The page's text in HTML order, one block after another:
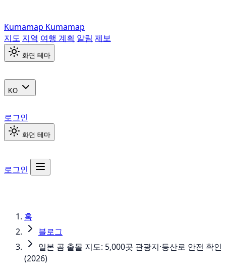
Kumamap Kumamap
지도 지역 여행 계획 알림 제보
화면 테마
KO
로그인
화면 테마
로그인
홈
블로그
일본 곰 출몰 지도: 5,000곳 관광지·등산로 안전 확인
(2026)